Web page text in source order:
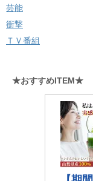
芸能
衝撃
ＴＶ番組
★おすすめITEM★